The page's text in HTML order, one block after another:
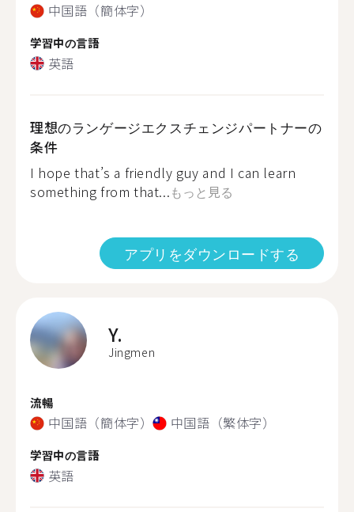
中国語（簡体字）
学習中の言語
英語
理想のランゲージエクスチェンジパートナーの
条件
I hope that’s a friendly guy and I can learn
something from that...もっと見る
アプリをダウンロードする
Y.
Jingmen
流暢
中国語（簡体字） 中国語（繁体字）
学習中の言語
英語